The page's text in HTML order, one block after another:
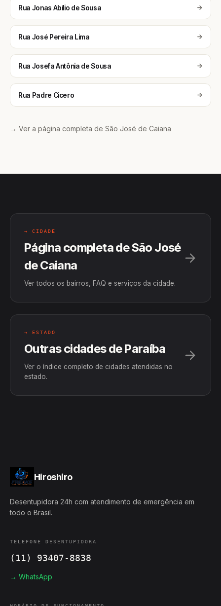
Rua Jonas Abílio de Sousa
Rua José Pereira Lima
Rua Josefa Antônia de Sousa
Rua Padre Cicero
→ Ver a página completa de São José de Caiana
→ CIDADE
Página completa de São José
de Caiana
Ver todos os bairros, FAQ e serviços da cidade.
→ ESTADO
Outras cidades de Paraíba
Ver o índice completo de cidades atendidas no
estado.
Hiroshiro
Desentupidora 24h com atendimento de emergência em
todo o Brasil.
TELEFONE DESENTUPIDORA
(11) 93407-8838
→ WhatsApp